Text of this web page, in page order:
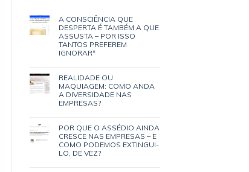
A CONSCIÊNCIA QUE
DESPERTA É TAMBÉM A QUE
ASSUSTA – POR ISSO
TANTOS PREFEREM
IGNORAR*
REALIDADE OU
MAQUIAGEM: COMO ANDA
A DIVERSIDADE NAS
EMPRESAS?
POR QUE O ASSÉDIO AINDA
CRESCE NAS EMPRESAS – E
COMO PODEMOS EXTINGUI-
LO, DE VEZ?